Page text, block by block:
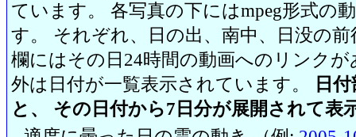
ています。 各写真の下にはmpeg形式の
す。 それぞれ、日の出、南中、日没の
欄にはその日24時間の動画へのリンク
外は日付が一覧表示されています。
日
と、 その日付から7日分が展開されて表